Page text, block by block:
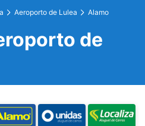
Aeroporto de Lulea Alamo
de